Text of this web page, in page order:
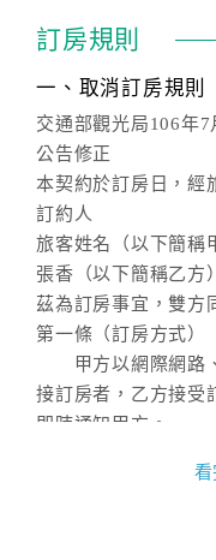
訂房規則
一、取消訂房規則
交通部觀光局106年
公告修正
本契約於訂房日，經
訂
旅客姓名（以下簡稱
張香（以下簡稱乙方）
茲為訂房事宜，雙方
第一條（訂房方式）
甲方以網際網路、
接訂房者，乙方接受
即時通知甲方。
甲方訂房應告知乙
看